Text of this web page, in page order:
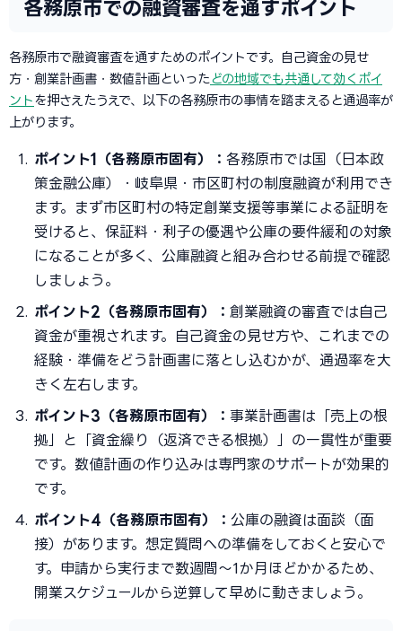
各務原市での融資審査を通すポイント
各務原市で融資審査を通すためのポイントです。自己資金の見せ
方・創業計画書・数値計画といった どの地域でも共通して効くポイ
ント を押さえたうえで、以下の各務原市の事情を踏まえると通過率が
上がります。
ポイント1（各務原市固有）： 各務原市では国（日本政
策金融公庫）・岐阜県・市区町村の制度融資が利用でき
ます。まず市区町村の特定創業支援等事業による証明を
受けると、保証料・利子の優遇や公庫の要件緩和の対象
になることが多く、公庫融資と組み合わせる前提で確認
しましょう。
ポイント2（各務原市固有）： 創業融資の審査では自己
資金が重視されます。自己資金の見せ方や、これまでの
経験・準備をどう計画書に落とし込むかが、通過率を大
きく左右します。
ポイント3（各務原市固有）： 事業計画書は「売上の根
拠」と「資金繰り（返済できる根拠）」の一貫性が重要
です。数値計画の作り込みは専門家のサポートが効果的
です。
ポイント4（各務原市固有）： 公庫の融資は面談（面
接）があります。想定質問への準備をしておくと安心で
す。申請から実行まで数週間〜1か月ほどかかるため、
開業スケジュールから逆算して早めに動きましょう。